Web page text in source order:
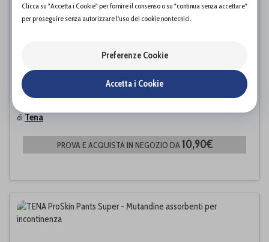
di Tena
PROVA E ACQUISTA IN NEGOZIO DA10,90€
Clicca su "Accetta i Cookie" per fornire il consenso o su "continua senza accettare"
per proseguire senza autorizzare l'uso dei cookie non tecnici.
Preferenze Cookie
Accetta i Cookie